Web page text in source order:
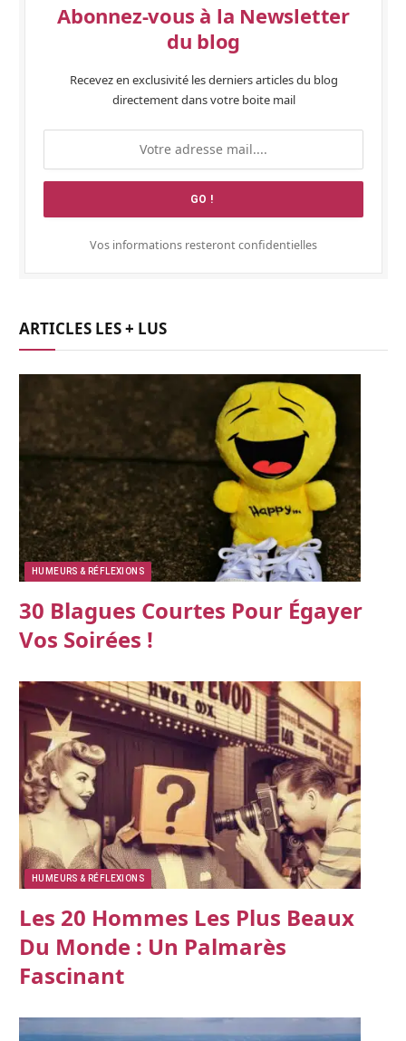
Abonnez-vous à la Newsletter
du blog
Recevez en exclusivité les derniers articles du blog
directement dans votre boite mail
Vos informations resteront confidentielles
ARTICLES LES + LUS
HUMEURS & RÉFLEXIONS
30 Blagues Courtes Pour Égayer
Vos Soirées !
HUMEURS & RÉFLEXIONS
Les 20 Hommes Les Plus Beaux
Du Monde : Un Palmarès
Fascinant